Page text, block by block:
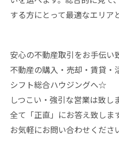
する方にとって最適なエリア
安心の不動産取引をお手伝い
不動産の購入・売却・賃貸・
シフト総合ハウジングへ☆
しつこい・強引な営業は致し
全て「正直」にお答え致します
お気軽にお問い合わせくださ